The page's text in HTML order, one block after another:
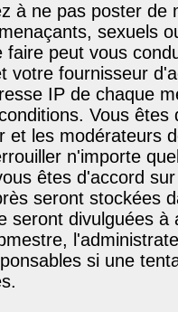
à ne pas poster de
sexuels
faire peut vous
votre fournisseur
IP de chaque
Vous
et les modérateurs
n'importe
êtes d'accord
seront stockées
seront divulguées
si une